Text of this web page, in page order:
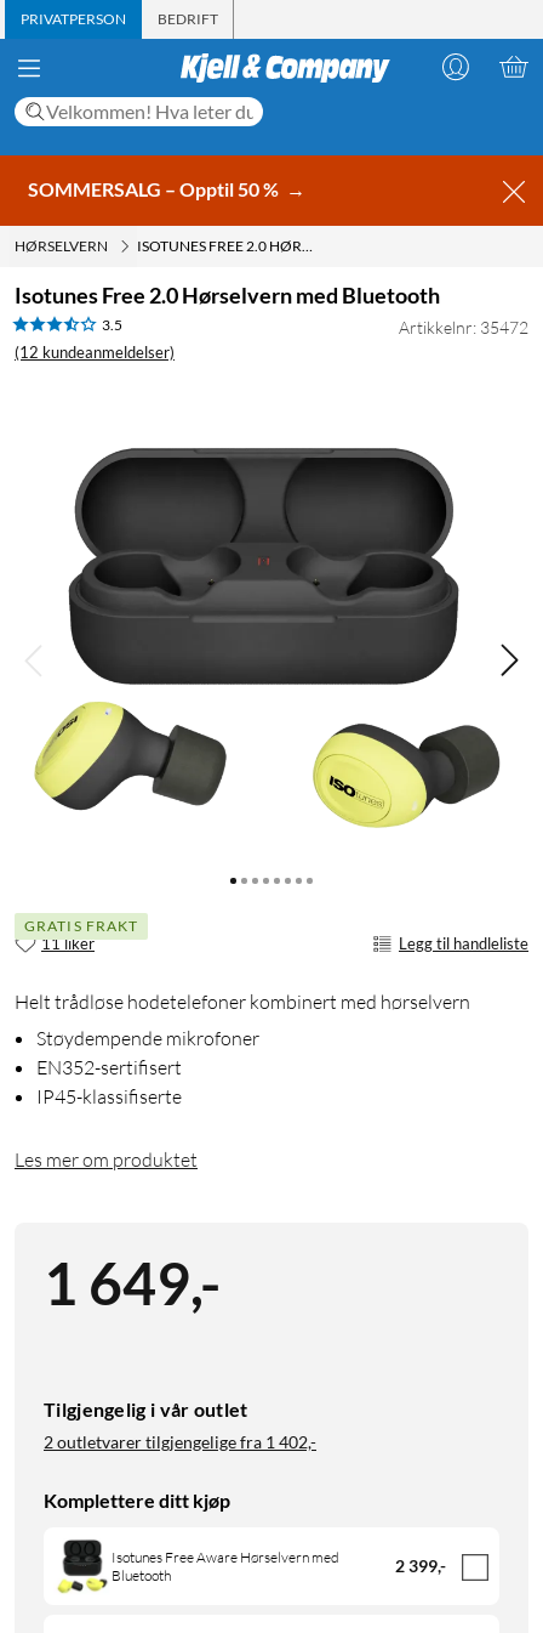
PRIVATPERSON BEDRIFT
SOMMERSALG – Opptil 50 % →
HØRSELVERN ISOTUNES FREE 2.0 HØRSELVERN MED BLUETOOTH
Isotunes Free 2.0 Hørselvern med Bluetooth
3.5
(12 kundeanmeldelser)
Artikkelnr: 35472
GRATIS FRAKT
11 liker Legg til handleliste
Helt trådløse hodetelefoner kombinert med hørselvern
Støydempende mikrofoner
EN352-sertifisert
IP45-klassifiserte
Les mer om produktet
1 649,-
Tilgjengelig i vår outlet
2 outletvarer tilgjengelige fra 1 402,-
Komplettere ditt kjøp
Isotunes Free Aware Hørselvern med
Bluetooth
2 399,-